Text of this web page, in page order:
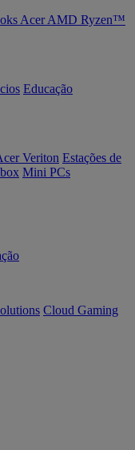
Acer AMD Ryzen™
Educação
Veriton Estações de
Mini PCs
Cloud Gaming